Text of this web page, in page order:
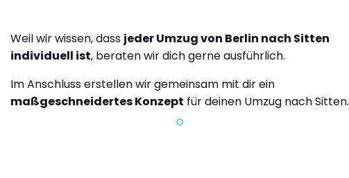
Weil wir wissen, dass jeder Umzug von Berlin nach Sitten
individuell ist, beraten wir dich gerne ausführlich.
Im Anschluss erstellen wir gemeinsam mit dir ein
maßgeschneidertes Konzept für deinen Umzug nach Sitten.